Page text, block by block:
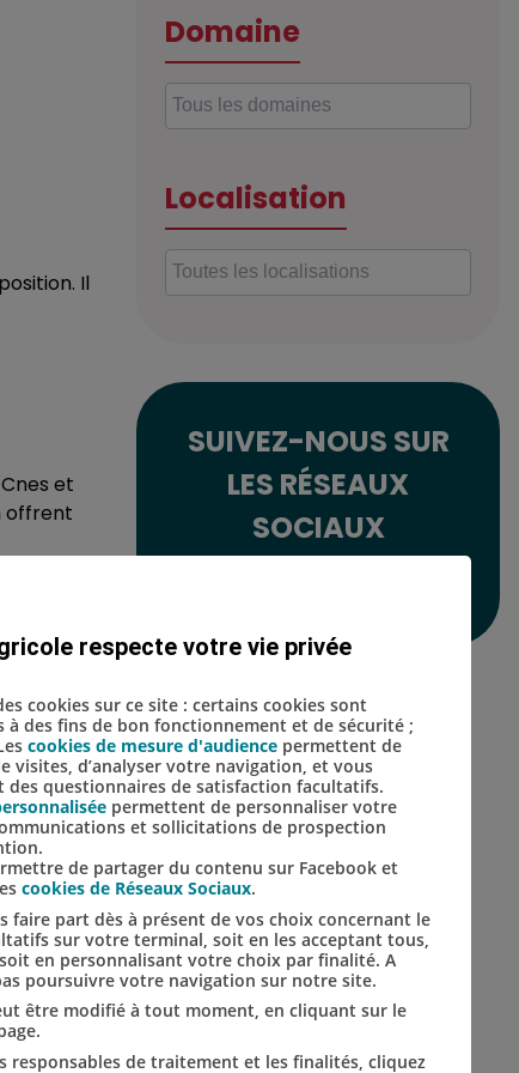
Il
et
offrent
la
Domaine
Localisation
SUIVEZ-NOUS SUR
LES RÉSEAUX
SOCIAUX
Lien vers le compte
Lien vers le
respecte votre vie privée
cookies sur ce site : certains cookies sont
à des fins de bon fonctionnement et de sécurité ;
cookies de mesure d'audience permettent de
visites, d’analyser votre navigation, et vous
questionnaires de satisfaction facultatifs.
permettent de personnaliser votre
et sollicitations de prospection
de partager du contenu sur Facebook et
cookies de Réseaux Sociaux.
faire part dès à présent de vos choix concernant le
sur votre terminal, soit en les acceptant tous,
en personnalisant votre choix par finalité. A
poursuivre votre navigation sur notre site.
être modifié à tout moment, en cliquant sur le
responsables de traitement et les finalités, cliquez